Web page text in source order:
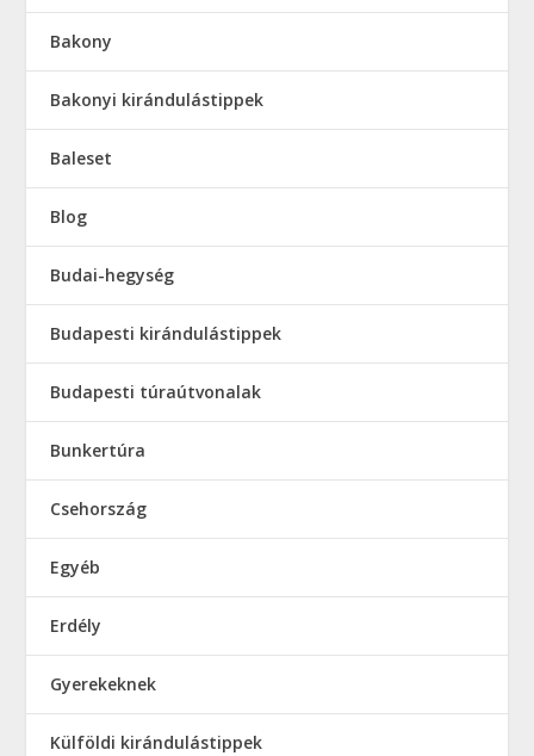
Bakony
Bakonyi kirándulástippek
Baleset
Blog
Budai-hegység
Budapesti kirándulástippek
Budapesti túraútvonalak
Bunkertúra
Csehország
Egyéb
Erdély
Gyerekeknek
Külföldi kirándulástippek